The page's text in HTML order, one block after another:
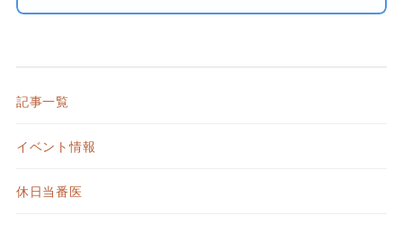
記事一覧
イベント情報
休日当番医